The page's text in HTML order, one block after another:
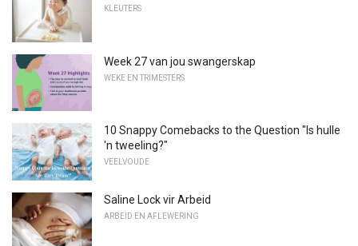
KLEUTERS
Week 27 van jou swangerskap
WEKE EN TRIMESTERS
10 Snappy Comebacks to the Question "Is hulle
'n tweeling?"
VEELVOUDE
Saline Lock vir Arbeid
ARBEID EN AFLEWERING